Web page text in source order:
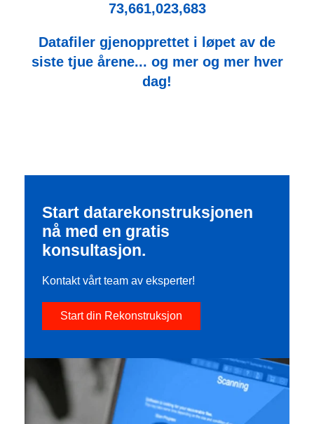
73,661,023,683
Datafiler gjenopprettet i løpet av de
siste tjue årene... og mer og mer hver
dag!
Start datarekonstruksjonen
nå med en gratis
konsultasjon.
Kontakt vårt team av eksperter!
Start din Rekonstruksjon